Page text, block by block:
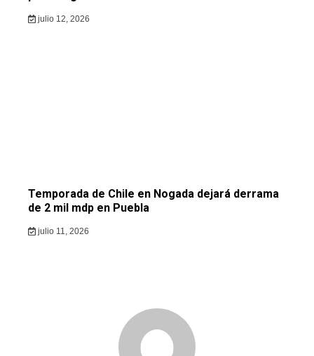
julio 12, 2026
Temporada de Chile en Nogada dejará derrama
de 2 mil mdp en Puebla
julio 11, 2026